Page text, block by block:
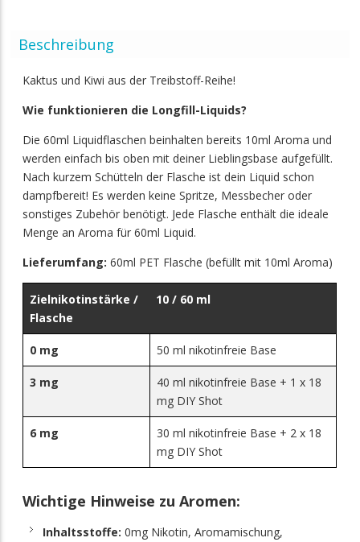
Beschreibung
Kaktus und Kiwi aus der Treibstoff-Reihe!
Wie funktionieren die Longfill-Liquids?
Die 60ml Liquidflaschen beinhalten bereits 10ml Aroma und
werden einfach bis oben mit deiner Lieblingsbase aufgefüllt.
Nach kurzem Schütteln der Flasche ist dein Liquid schon
dampfbereit! Es werden keine Spritze, Messbecher oder
sonstiges Zubehör benötigt. Jede Flasche enthält die ideale
Menge an Aroma für 60ml Liquid.
Lieferumfang: 60ml PET Flasche (befüllt mit 10ml Aroma)
Zielnikotinstärke /
Flasche
10 / 60 ml
0 mg 50 ml nikotinfreie Base
3 mg
40 ml nikotinfreie Base + 1 x 18
mg DIY Shot
6 mg
30 ml nikotinfreie Base + 2 x 18
mg DIY Shot
Wichtige Hinweise zu Aromen:
Inhaltsstoffe: 0mg Nikotin, Aromamischung,